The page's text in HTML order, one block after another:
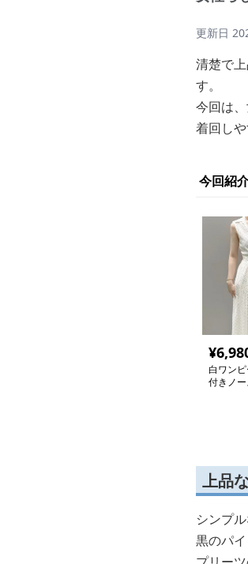
更新日
清楚で
す。
今回は
着回し
今回紹
¥
白ワン
付きノ
上品
シンプ
黒のパ